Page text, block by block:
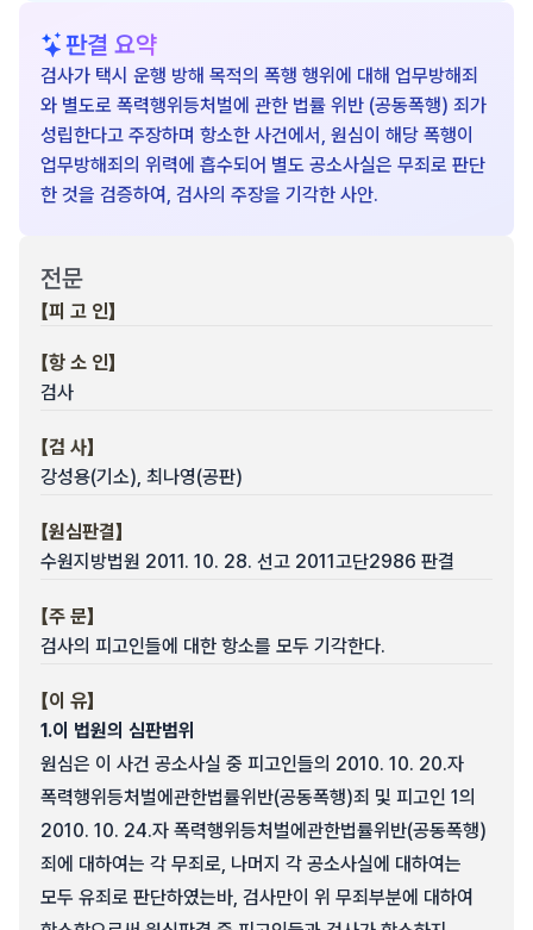
판결 요약
검사가 택시 운행 방해 목적의 폭행 행위에 대해 업무방해죄
와 별도로 폭력행위등처벌에 관한 법률 위반 (공동폭행) 죄가
성립한다고 주장하며 항소한 사건에서, 원심이 해당 폭행이
업무방해죄의 위력에 흡수되어 별도 공소사실은 무죄로 판단
한 것을 검증하여, 검사의 주장을 기각한 사안.
전문
【피 고 인】
【항 소 인】
검사
【검 사】
강성용(기소), 최나영(공판)
【원심판결】
수원지방법원 2011. 10. 28. 선고 2011고단2986 판결
【주 문】
검사의 피고인들에 대한 항소를 모두 기각한다.
【이 유】
1.이 법원의 심판범위
원심은 이 사건 공소사실 중 피고인들의 2010. 10. 20.자
폭력행위등처벌에관한법률위반(공동폭행)죄 및 피고인 1의
2010. 10. 24.자 폭력행위등처벌에관한법률위반(공동폭행)
죄에 대하여는 각 무죄로, 나머지 각 공소사실에 대하여는
모두 유죄로 판단하였는바, 검사만이 위 무죄부분에 대하여